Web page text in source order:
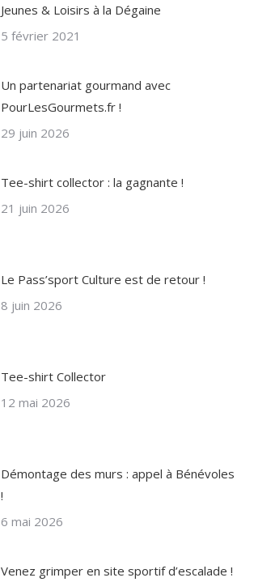
Jeunes & Loisirs à la Dégaine
5 février 2021
Un partenariat gourmand avec
PourLesGourmets.fr !
29 juin 2026
Tee-shirt collector : la gagnante !
21 juin 2026
Le Pass’sport Culture est de retour !
8 juin 2026
Tee-shirt Collector
12 mai 2026
Démontage des murs : appel à Bénévoles
!
6 mai 2026
Venez grimper en site sportif d’escalade !